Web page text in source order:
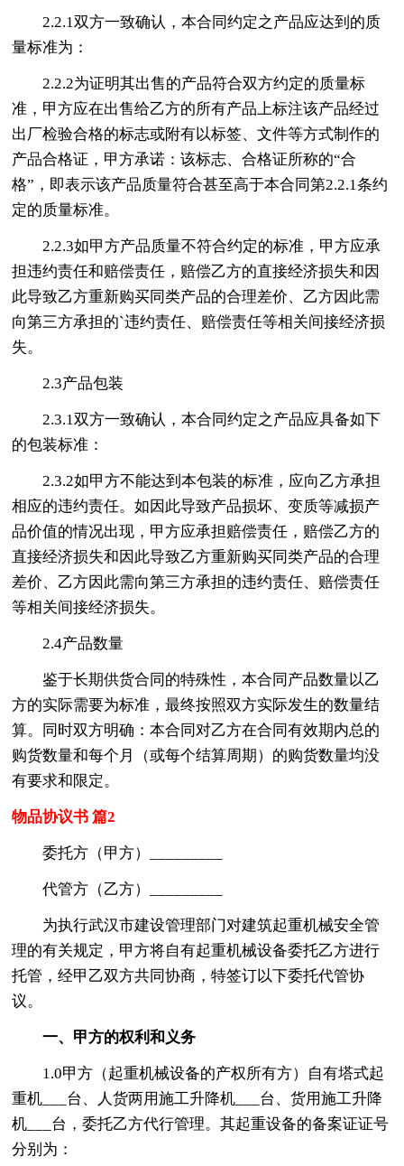
2.2.1双方一致确认，本合同约定之产品应达到的质
量标准为：
2.2.2为证明其出售的产品符合双方约定的质量标
准，甲方应在出售给乙方的所有产品上标注该产品经过
出厂检验合格的标志或附有以标签、文件等方式制作的
产品合格证，甲方承诺：该标志、合格证所称的“合
格”，即表示该产品质量符合甚至高于本合同第2.2.1条约
定的质量标准。
2.2.3如甲方产品质量不符合约定的标准，甲方应承
担违约责任和赔偿责任，赔偿乙方的直接经济损失和因
此导致乙方重新购买同类产品的合理差价、乙方因此需
向第三方承担的`违约责任、赔偿责任等相关间接经济损
失。
2.3产品包装
2.3.1双方一致确认，本合同约定之产品应具备如下
的包装标准：
2.3.2如甲方不能达到本包装的标准，应向乙方承担
相应的违约责任。如因此导致产品损坏、变质等减损产
品价值的情况出现，甲方应承担赔偿责任，赔偿乙方的
直接经济损失和因此导致乙方重新购买同类产品的合理
差价、乙方因此需向第三方承担的违约责任、赔偿责任
等相关间接经济损失。
2.4产品数量
鉴于长期供货合同的特殊性，本合同产品数量以乙
方的实际需要为标准，最终按照双方实际发生的数量结
算。同时双方明确：本合同对乙方在合同有效期内总的
购货数量和每个月（或每个结算周期）的购货数量均没
有要求和限定。
物品协议书 篇2
委托方（甲方）_________
代管方（乙方）_________
为执行武汉市建设管理部门对建筑起重机械安全管
理的有关规定，甲方将自有起重机械设备委托乙方进行
托管，经甲乙双方共同协商，特签订以下委托代管协
议。
一、甲方的权利和义务
1.0甲方（起重机械设备的产权所有方）自有塔式起
重机___台、人货两用施工升降机___台、货用施工升降
机___台，委托乙方代行管理。其起重设备的备案证证号
分别为：